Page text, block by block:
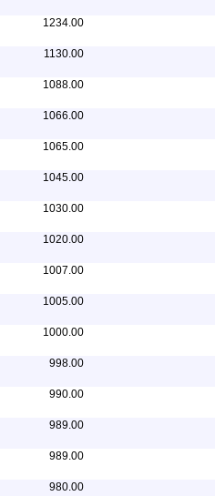
1234.00
1130.00
1088.00
1066.00
1065.00
1045.00
1030.00
1020.00
1007.00
1005.00
1000.00
998.00
990.00
989.00
989.00
980.00